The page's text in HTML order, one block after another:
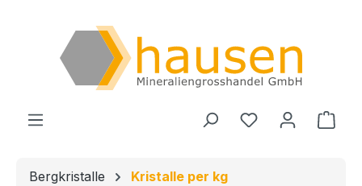
Du hast 0
Bergkristalle Kristalle per kg